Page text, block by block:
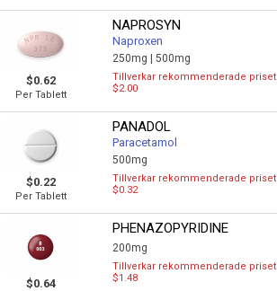
$0.62
Per Tablett
NAPROSYN
Naproxen
250mg |500mg
Tillverkar rekommenderade priset
$2.00
$0.22
Per Tablett
PANADOL
Paracetamol
500mg
Tillverkar rekommenderade priset
$0.32
$0.64
PHENAZOPYRIDINE
200mg
Tillverkar rekommenderade priset
$1.48